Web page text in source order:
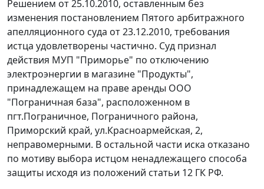
Решением от 25.10.2010, оставленным без
изменения постановлением Пятого арбитражного
апелляционного суда от 23.12.2010, требования
истца удовлетворены частично. Суд признал
действия МУП "Приморье" по отключению
электроэнергии в магазине "Продукты",
принадлежащем на праве аренды ООО
"Пограничная база", расположенном в
пгт.Пограничное, Пограничного района,
Приморский край, ул.Красноармейская, 2,
неправомерными. В остальной части иска отказано
по мотиву выбора истцом ненадлежащего способа
защиты исходя из положений статьи 12 ГК РФ.